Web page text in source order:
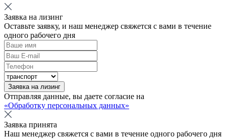
Заявка на лизинг
Оставьте заявку, и наш менеджер свяжется с вами в течение
одного рабочего дня
Заявка на лизинг
Отправляя данные, вы даете согласие на
«Обработку персональных данных»
Заявка принята
Наш менеджер свяжется с вами в течение одного рабочего дня